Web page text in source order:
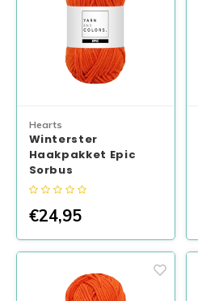
Hearts
Winterster
Haakpakket Epic
Sorbus
€24,95